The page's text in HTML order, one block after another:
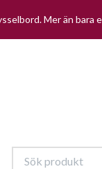
Mer än bara